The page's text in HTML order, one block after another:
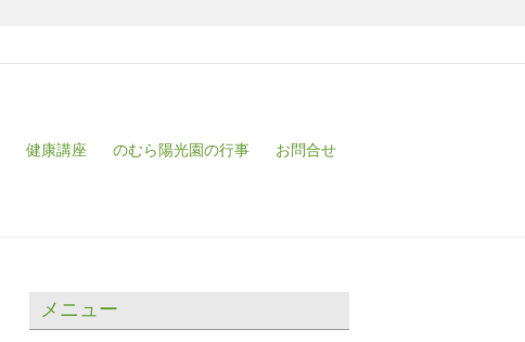
健康講座 のむら陽光園の行事 お問合せ
メニュー